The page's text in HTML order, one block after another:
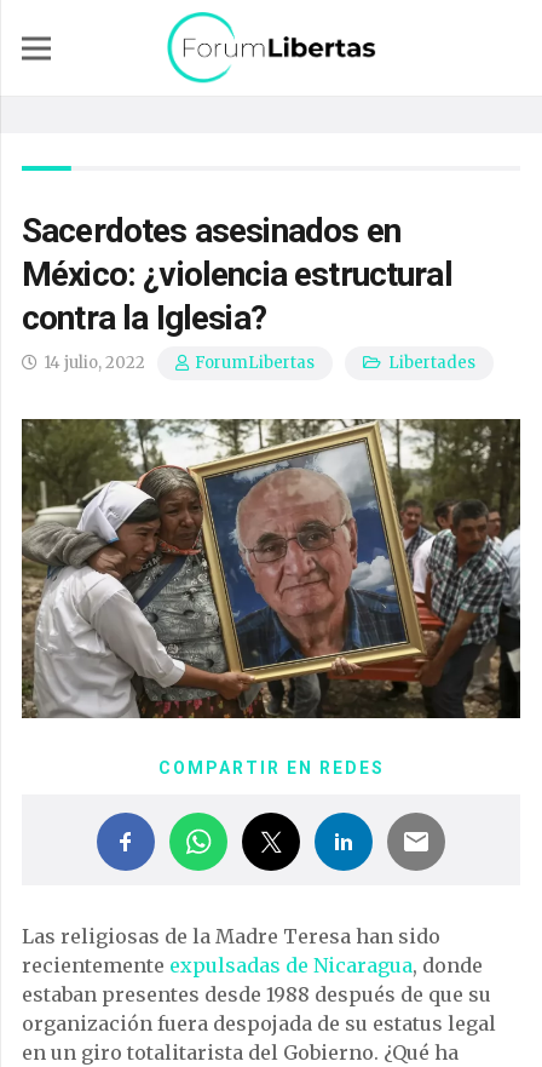
Sacerdotes asesinados en
México: ¿violencia estructural
contra la Iglesia?
14 julio, 2022 ForumLibertas Libertades
COMPARTIR EN REDES
Las religiosas de la Madre Teresa han sido
recientemente expulsadas de Nicaragua, donde
estaban presentes desde 1988 después de que su
organización fuera despojada de su estatus legal
en un giro totalitarista del Gobierno. ¿Qué ha